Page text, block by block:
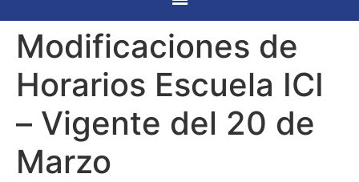
Modificaciones de
Horarios Escuela ICI
– Vigente del 20 de
Marzo